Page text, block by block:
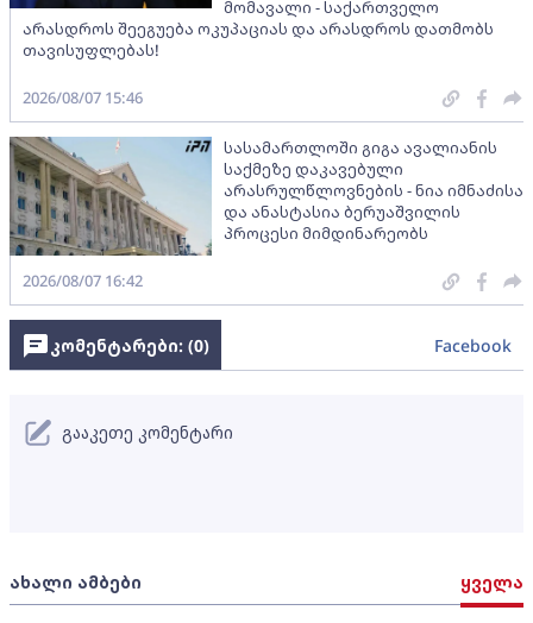
მომავალი - საქართველო
არასდროს შეეგუება ოკუპაციას და არასდროს დათმობს
თავისუფლებას!
2026/08/07 15:46
სასამართლოში გიგა ავალიანის
საქმეზე დაკავებული
არასრულწლოვნების - ნია იმნაძისა
და ანასტასია ბერუაშვილის
პროცესი მიმდინარეობს
2026/08/07 16:42
ახალი ამბები ყველა
კომენტარები: (0) Facebook
გააკეთე კომენტარი